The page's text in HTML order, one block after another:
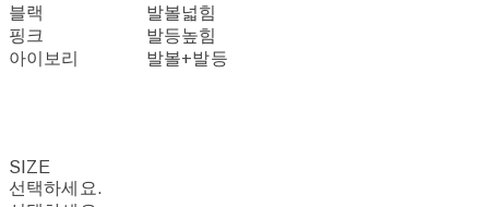
블랙
핑크
아이보리
발볼넓힘
발등높힘
발볼+발등
SIZE
선택하세요.